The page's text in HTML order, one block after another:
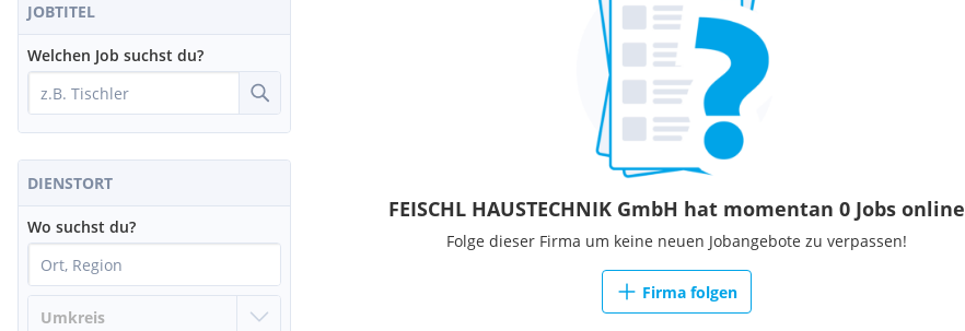
JOBTITEL
Welchen Job suchst du?
DIENSTORT
Wo suchst du?
FEISCHL HAUSTECHNIK GmbH hat momentan 0 Jobs online
Folge dieser Firma um keine neuen Jobangebote zu verpassen!
Firma folgen